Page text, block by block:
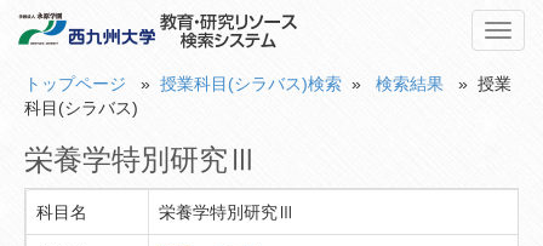
トップページ » 授業科目(シラバス)検索 » 検索結果 » 授業
科目(シラバス)
栄養学特別研究Ⅲ
科目名 栄養学特別研究Ⅲ